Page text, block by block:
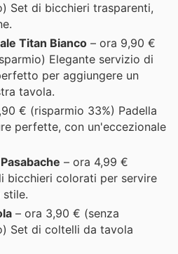
Set di bicchieri trasparenti,
Titan Bianco – ora 9,90 €
Elegante servizio di
per aggiungere un
tavola.
€ (risparmio 33%) Padella
perfette, con un'eccezionale
– ora 4,99 €
bicchieri colorati per servire
– ora 3,90 € (senza
Set di coltelli da tavola